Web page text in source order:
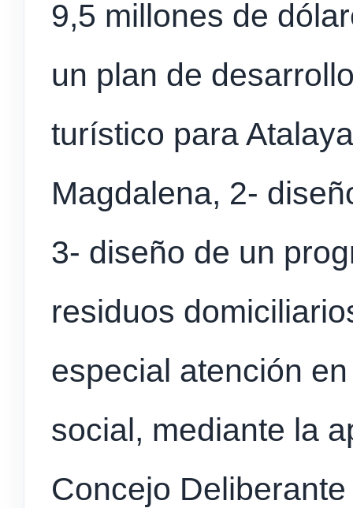
9,5 millones de
un plan de
turístico para
Magdalena, 2-
3- diseño de un
residuos
especial atención
social, mediante la
Concejo